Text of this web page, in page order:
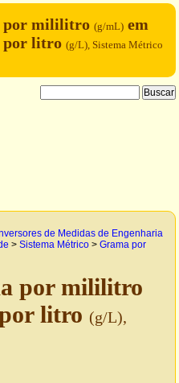
por mililitro (g/mL) em
por litro (g/L), Sistema Métrico
de Medidas de Engenharia
> Sistema Métrico > Grama por
por mililitro
litro (g/L),